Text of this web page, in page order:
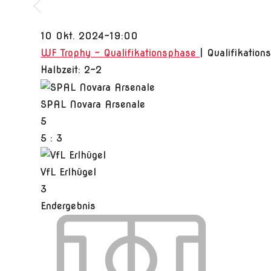
10 Okt. 2024-19:00
WF Trophy - Qualifikationsphase
|
Halbzeit: 2-2
SPAL Novara Arsenale
5
5 : 3
VfL Erlhügel
3
Endergebnis